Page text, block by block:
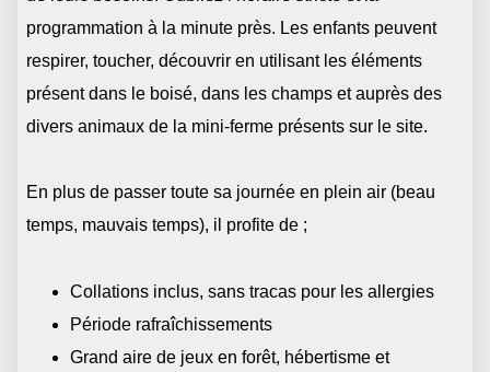
programmation à la minute près. Les enfants peuvent
respirer, toucher, découvrir en utilisant les éléments
présent dans le boisé, dans les champs et auprès des
divers animaux de la mini-ferme présents sur le site.
En plus de passer toute sa journée en plein air (beau
temps, mauvais temps), il profite de ;
Collations inclus, sans tracas pour les allergies
Période rafraîchissements
Grand aire de jeux en forêt, hébertisme et